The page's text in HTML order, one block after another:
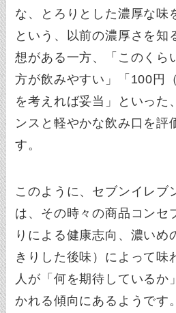
な、とろりとした濃厚な味
という、以前の濃厚さを知
想がある一方、「このくら
方が飲みやすい」「100円
を考えれば妥当」といった
ンスと軽やかな飲み口を評
す。
このように、セブンイレブ
は、その時々の商品コンセ
りによる健康志向、濃いめ
きりした後味）によって味
人が「何を期待しているか
かれる傾向にあるようです。